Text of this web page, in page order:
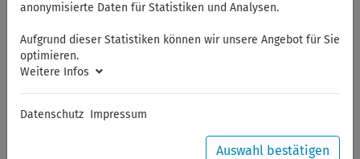
Rohr- und Installationswerkzeuge
Sommerferien
zwischen 28.07.2026 und 21.08.2026 machen auch wir
anonymisierte Daten für Statistiken und Analysen.
Aufgrund dieser Statistiken können wir unsere Angebot für Sie
optimieren.
Weitere Infos
Datenschutz Impressum
Auswahl bestätigen